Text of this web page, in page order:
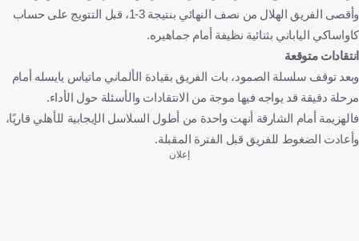
وأقصى الفريق الهلال من نصف النهائي بنتيجة 3-1، قبل التتويج على حساب
كاواساكي الياباني بثنائية نظيفة أمام جماهيره.
انتقادات متوقعة
وبعد توقف سلسلة الصمود، بات الفريق بقيادة الألماني ماتياس يايسله أمام
مرحلة دقيقة قد يواجه فيها موجة من الانتقادات والأسئلة حول الأداء.
فالهزيمة أمام الشارقة أنهت واحدة من أطول السلاسل الإيجابية للأهلي قاريًا،
وأعادت الضغوط للفريق قبل الفترة المقبلة.
إعلان